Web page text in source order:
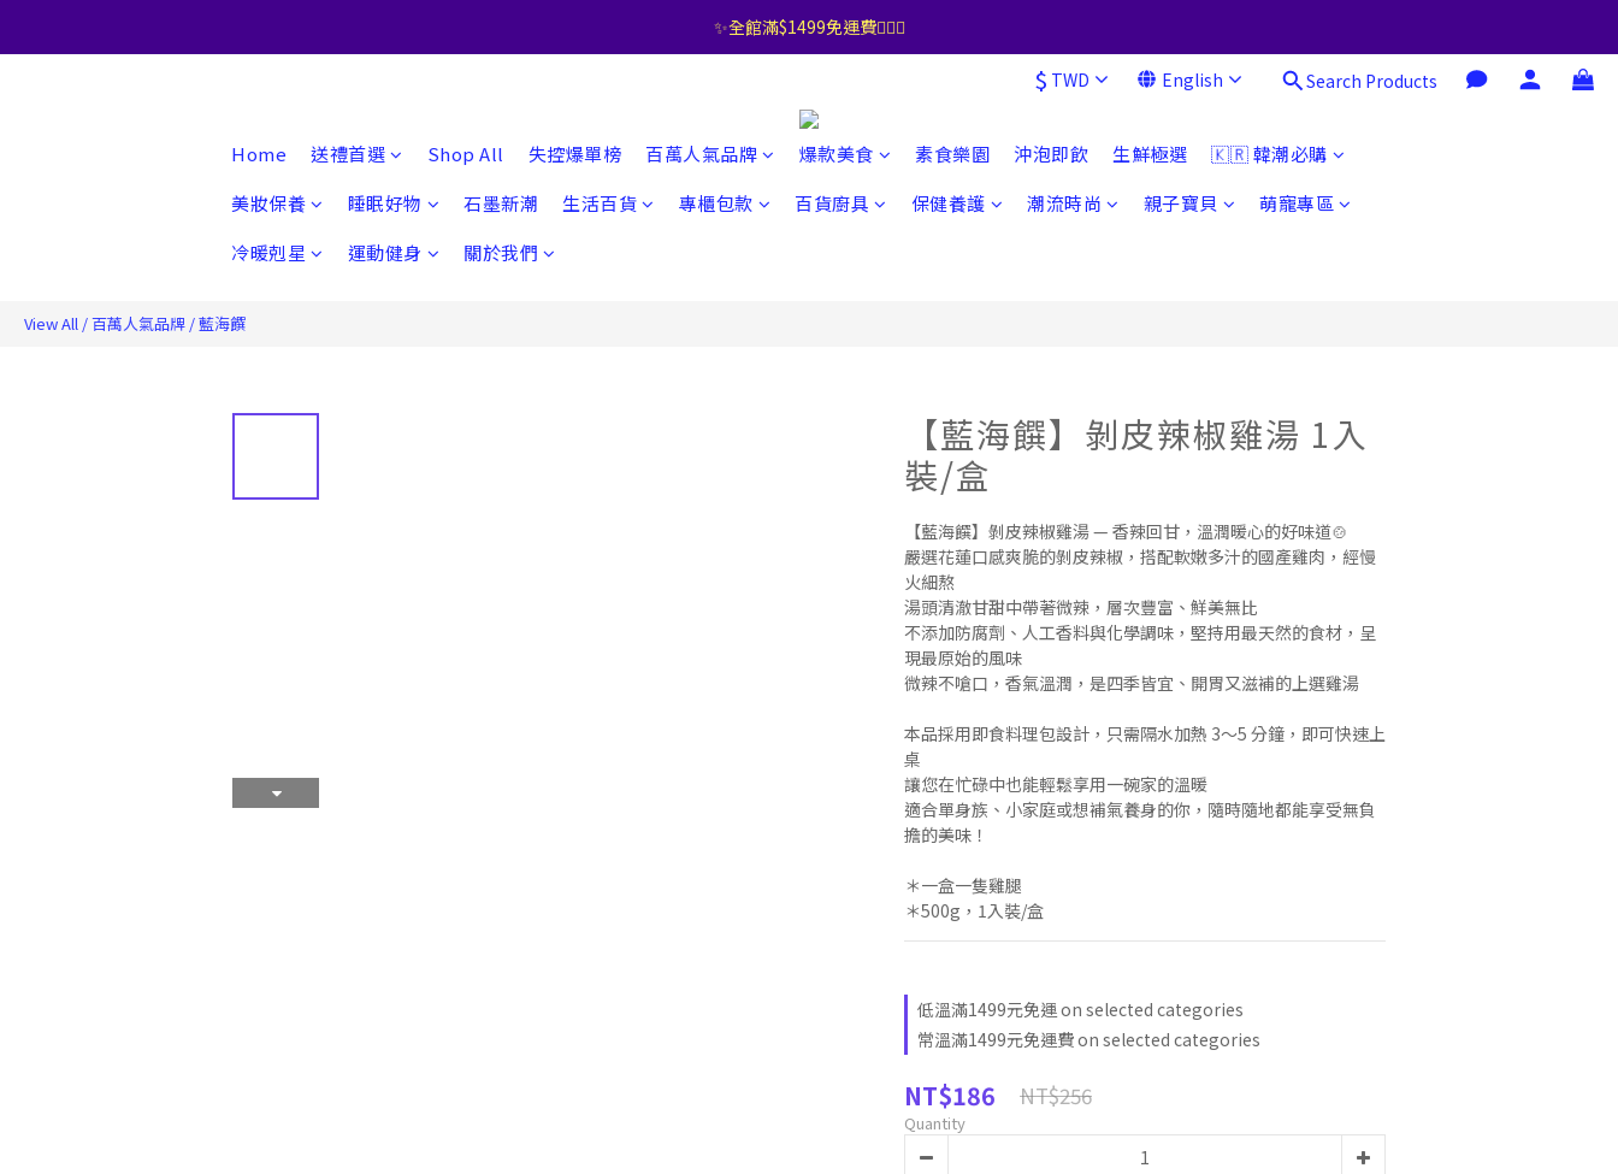
✨全館滿$1499免運費🧚🏻‍♀️
$ TWD English Search Products
Home 送禮首選 Shop All 失控爆單榜 百萬人氣品牌 爆款美食 素食樂園 沖泡即飲 生鮮極選
🇰🇷 韓潮必購
美妝保養
睡眠好物 石墨新潮 生活百貨 專櫃包款 百貨廚具 保健養護 潮流時尚 親子寶貝
萌寵專區
冷暖剋星
運動健身 關於我們
View All /百萬人氣品牌 /藍海饌
【藍海饌】剝皮辣椒雞湯 1入
裝/盒
【藍海饌】剝皮辣椒雞湯 — 香辣回甘，溫潤暖心的好味道🍲
嚴選花蓮口感爽脆的剝皮辣椒，搭配軟嫩多汁的國產雞肉，經慢
火細熬
湯頭清澈甘甜中帶著微辣，層次豐富、鮮美無比
不添加防腐劑、人工香料與化學調味，堅持用最天然的食材，呈
現最原始的風味
微辣不嗆口，香氣溫潤，是四季皆宜、開胃又滋補的上選雞湯
本品採用即食料理包設計，只需隔水加熱 3～5 分鐘，即可快速上
桌
讓您在忙碌中也能輕鬆享用一碗家的溫暖
適合單身族、小家庭或想補氣養身的你，隨時隨地都能享受無負
擔的美味！
＊一盒一隻雞腿
＊500g，1入裝/盒
低溫滿1499元免運 on selected categories
常溫滿1499元免運費 on selected categories
NT$186 NT$256
Quantity
BUY NOW